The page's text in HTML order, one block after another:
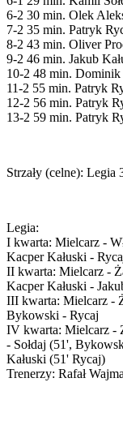
6-2 30 min. Olek
7-2 35 min. Patryk
8-2 43 min. Oliver
9-2 46 min. Jakub
10-2 48 min. Dominik
11-2 55 min. Patryk
12-2 56 min. Patryk
13-2 59 min. Patryk
Strzały (celne):
Legia:
I kwarta: Mielcarz -
Kacper Kałuski -
II kwarta: Mielcarz -
Kacper Kałuski -
III kwarta: Mielcarz -
Bykowski - Rycaj
IV kwarta: Mielcarz -
- Sołdaj (51',
Kałuski (51' Rycaj)
Trenerzy: Rafał